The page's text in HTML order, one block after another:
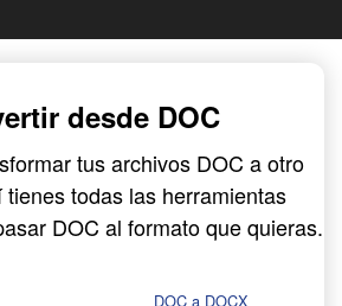
desde DOC
tus archivos DOC a otro
todas las herramientas
DOC al formato que quieras.
DOC a DOCX